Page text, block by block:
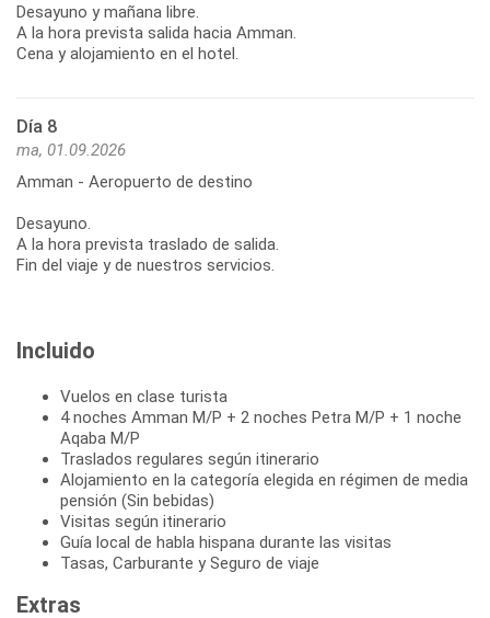
Desayuno y mañana libre.
A la hora prevista salida hacia Amman.
Cena y alojamiento en el hotel.
Día 8
ma, 01.09.2026
Amman - Aeropuerto de destino
Desayuno.
A la hora prevista traslado de salida.
Fin del viaje y de nuestros servicios.
Incluido
Vuelos en clase turista
4 noches Amman M/P + 2 noches Petra M/P + 1 noche
Aqaba M/P
Traslados regulares según itinerario
Alojamiento en la categoría elegida en régimen de media
pensión (Sin bebidas)
Visitas según itinerario
Guía local de habla hispana durante las visitas
Tasas, Carburante y Seguro de viaje
Extras